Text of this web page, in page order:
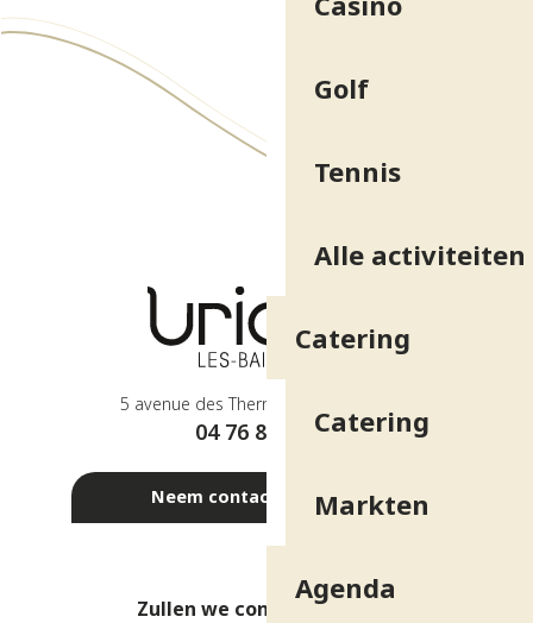
Golf
Tennis
Alle activiteiten
Catering
Catering
Markten
Agenda
5 avenue des Thermes - 38410 Uriage
04 76 89 10 27
Neem contact met ons op
Zullen we contact houden?